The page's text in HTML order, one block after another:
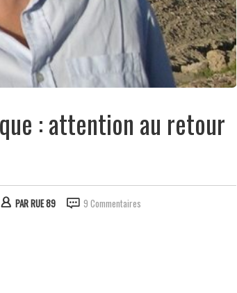
: attention au retour
PARRUE 89 9 Commentaires